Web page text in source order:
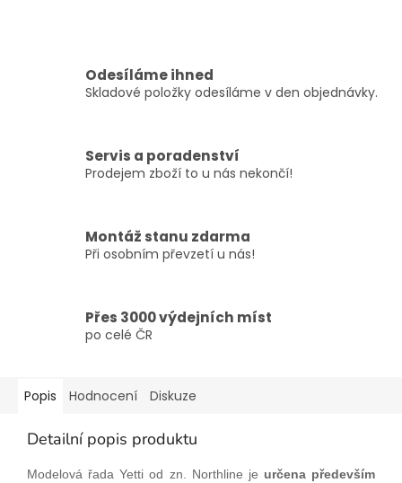
Odesíláme ihned
Skladové položky odesíláme v den objednávky.
Servis a poradenství
Prodejem zboží to u nás nekončí!
Montáž stanu zdarma
Při osobním převzetí u nás!
Přes 3000 výdejních míst
po celé ČR
Popis Hodnocení Diskuze
Detailní popis produktu
Modelová řada Yetti od zn. Northline je určena především